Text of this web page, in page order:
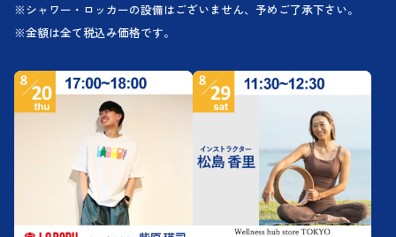
※シャワー・ロッカーの設備はございません、予めご了承下さい。
※金額は全て税込み価格です。